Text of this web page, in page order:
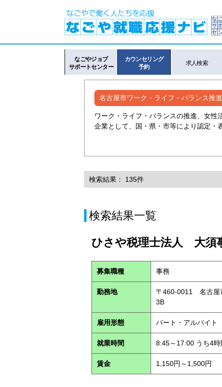
なごやジョブ
サポートセンター
カウンセリング
予約
求人検索
名古屋市ワーク・ライフ・バランス推
ワーク・ライフ・バランスの推進、女
企業として、国・県・市等により認定・
検索結果： 135件
検索結果一覧
ひさや税理士法人 大須
募集職種 事務
勤務地
〒460-0011 名古屋
3B
雇用形態 パート・アルバイト
就業時間 8:45～17:00 うち4
賃金 1,150円～1,500円